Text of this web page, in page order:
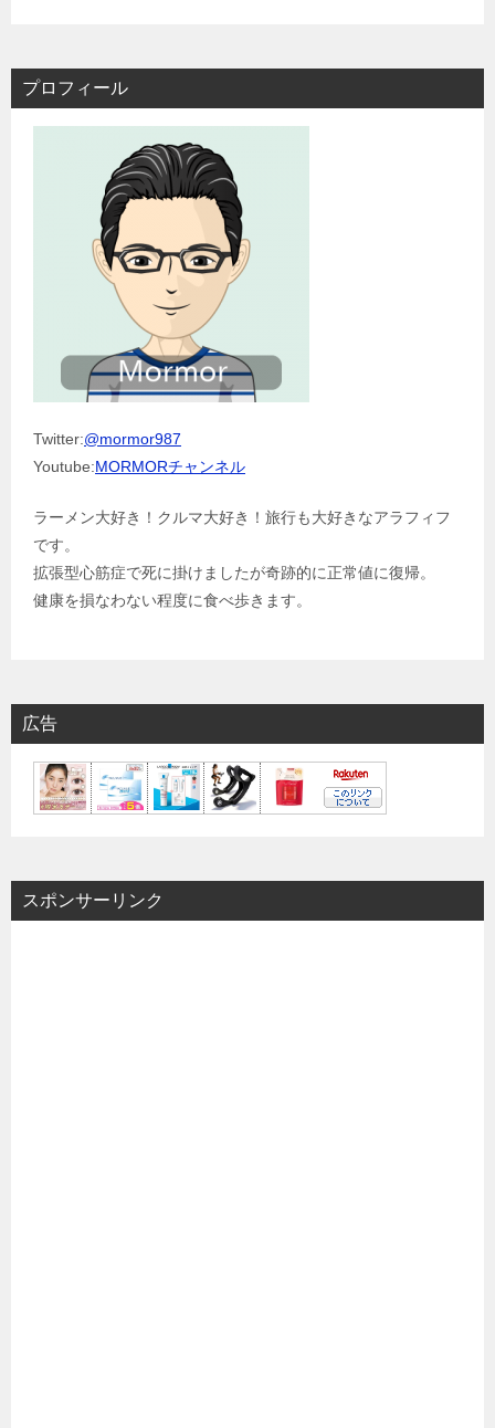
プロフィール
Twitter:@mormor987
Youtube:MORMORチャンネル
ラーメン大好き！クルマ大好き！旅行も大好きなアラフィフ
です。
拡張型心筋症で死に掛けましたが奇跡的に正常値に復帰。
健康を損なわない程度に食べ歩きます。
広告
スポンサーリンク